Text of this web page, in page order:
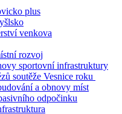
plus
venkova
rozvoj
sportovní infrastruktury
soutěže Vesnice roku
a obnovy míst
odpočinku